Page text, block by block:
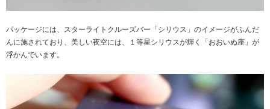
パッケージには、スターライトクルーズバー「シリウス」のイメージがふんだ
んに施されており、美しい夜空には、１等星シリウスが輝く「おおいぬ座」が
浮かんでいます。